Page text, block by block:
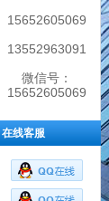
15652605069
13552963091
微信号：
15652605069
在线客服